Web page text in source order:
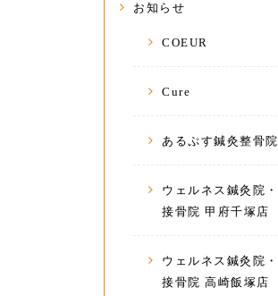
お知らせ
COEUR
Cure
あるぷす鍼灸整骨院
ウェルネス鍼灸院・
接骨院 甲府千塚店
ウェルネス鍼灸院・
接骨院 高崎飯塚店